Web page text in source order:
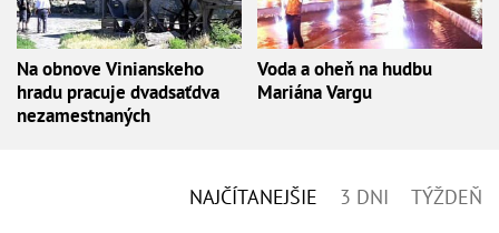
Na obnove Vinianskeho
hradu pracuje dvadsaťdva
nezamestnaných
Voda a oheň na hudbu
Mariána Vargu
NAJČÍTANEJŠIE 3 DNI TÝŽDEŇ